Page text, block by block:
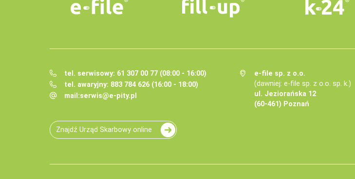
tel. serwisowy: 61 307 00 77 (08:00 - 16:00)
tel. awaryjny: 883 784 626 (16:00 - 18:00)
mail:serwis@e-pity.pl
e-file sp. z o.o.
(dawniej: e-file sp. z o.o. sp. k.)
ul. Jeziorańska 12
(60-461) Poznań
Znajdź Urząd Skarbowy online